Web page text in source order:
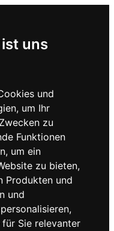
uns
und
um Ihr
zu
Funktionen
, um ein
zu bieten,
Produkten und
und
,
Sie relevanter